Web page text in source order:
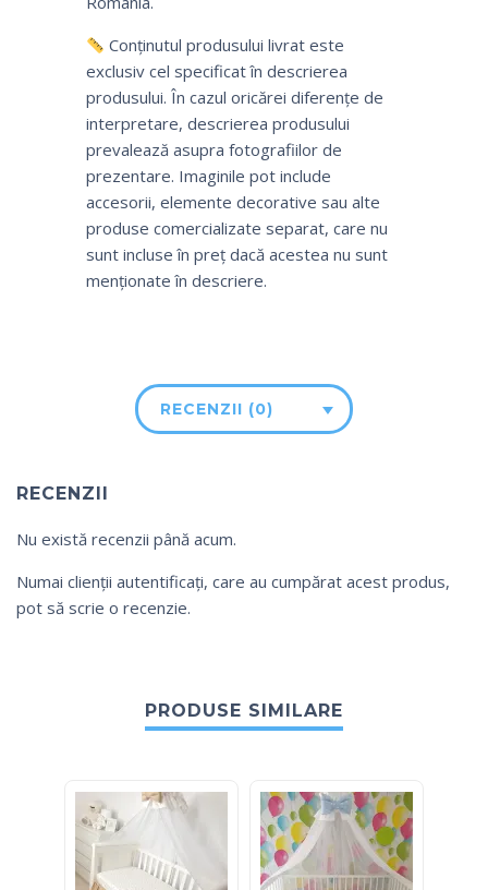
Conținutul produsului livrat este
exclusiv cel specificat în descrierea
produsului. În cazul oricărei diferențe de
interpretare, descrierea produsului
prevalează asupra fotografiilor de
prezentare. Imaginile pot include
accesorii, elemente decorative sau alte
produse comercializate separat, care nu
sunt incluse în preț dacă acestea nu sunt
menționate în descriere.
RECENZII (0)
RECENZII
Nu există recenzii până acum.
Numai clienții autentificați, care au cumpărat acest produs,
pot să scrie o recenzie.
PRODUSE SIMILARE